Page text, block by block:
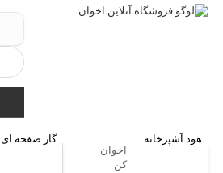
هود آشپزخانه
اخوان
کن
گاز صفحه ای